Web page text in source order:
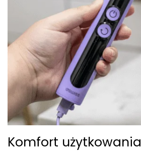
Komfort użytkowania